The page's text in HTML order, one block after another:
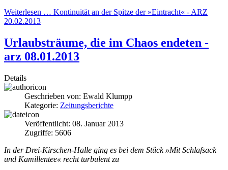
Weiterlesen … Kontinuität an der Spitze der »Eintracht« - ARZ
20.02.2013
Urlaubsträume, die im Chaos endeten -
arz 08.01.2013
Details
Geschrieben von: Ewald Klumpp
Kategorie: Zeitungsberichte
Veröffentlicht: 08. Januar 2013
Zugriffe: 5606
In der Drei-Kirschen-Halle ging es bei dem Stück »Mit Schlafsack
und Kamillentee« recht turbulent zu